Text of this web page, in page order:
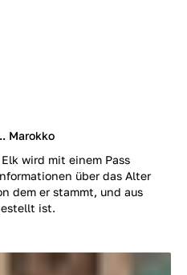
Marokko
wird mit einem Pass
über das Alter
dem er stammt, und aus
ist.